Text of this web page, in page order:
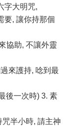
字大明咒,
要, 讓你持那個
協助, 不讓外靈
來護持, 唸到最
後一次時) 3. 素
半小時, 請主神